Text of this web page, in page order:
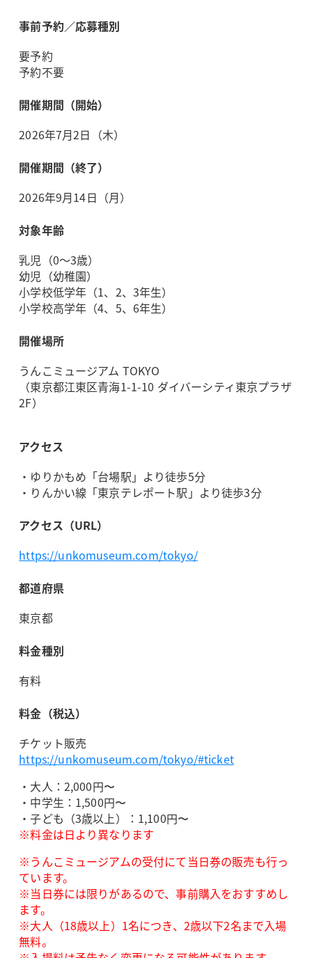
事前予約／応募種別
要予約
予約不要
開催期間（開始）
2026年7月2日（木）
開催期間（終了）
2026年9月14日（月）
対象年齢
乳児（0～3歳）
幼児（幼稚園）
小学校低学年（1、2、3年生）
小学校高学年（4、5、6年生）
開催場所
うんこミュージアム TOKYO
（東京都江東区青海1-1-10 ダイバーシティ東京プラザ
2F）
アクセス
・ゆりかもめ「台場駅」より徒歩5分
・りんかい線「東京テレポート駅」より徒歩3分
アクセス（URL）
https://unkomuseum.com/tokyo/
都道府県
東京都
料金種別
有料
料金（税込）
チケット販売
https://unkomuseum.com/tokyo/#ticket
・大人：2,000円〜
・中学生：1,500円〜
・子ども（3歳以上）：1,100円〜
※料金は日より異なります
※うんこミュージアムの受付にて当日券の販売も行っ
ています。
※当日券には限りがあるので、事前購入をおすすめし
ます。
※大人（18歳以上）1名につき、2歳以下2名まで入場
無料。